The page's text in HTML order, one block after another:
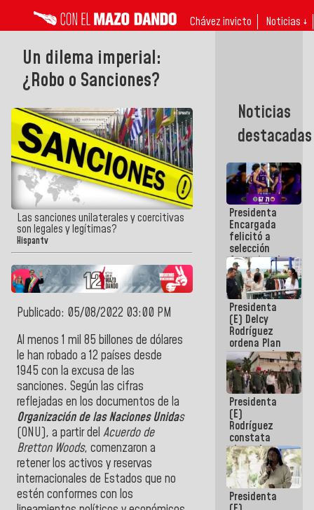
Chávez invicto Noticias ↓
Un dilema imperial:
¿Robo o Sanciones?
Las sanciones unilaterales y coercitivas
son legales y legítimas?
Hispantv
Publicado: 05/08/2022 03:00 PM
Al menos 1 mil 85 billones de dólares
le han robado a 12 países desde
1945 con la excusa de las
sanciones. Según las cifras
reflejadas en los documentos de la
Organización de las Naciones Unidas
(ONU), a partir del Acuerdo de
Bretton Woods, comenzaron a
retener los activos y reservas
internacionales de Estados que no
estén conformes con los
Noticias
destacadas
Presidenta
Encargada
felicitó a
selección
femenina de
baloncesto
por su
clasificación
a la
AmeriCup
2027
Presidenta
(E) Delcy
Rodríguez
ordena Plan
maestro de
desarrollo
logístico y
turístico
para La
Guaira
Presidenta
(E)
Rodríguez
constata
obras de
rehabilitación
de Escuela
Militar de
Mamo en La
Presidenta